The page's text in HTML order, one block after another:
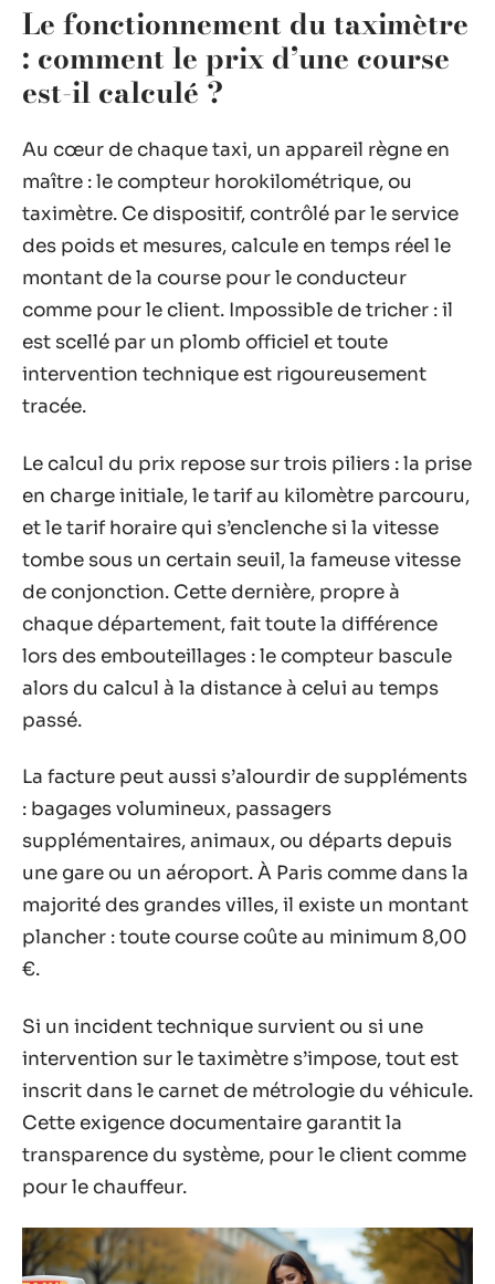
Le fonctionnement du taximètre
: comment le prix d’une course
est-il calculé ?
Au cœur de chaque taxi, un appareil règne en
maître : le compteur horokilométrique, ou
taximètre. Ce dispositif, contrôlé par le service
des poids et mesures, calcule en temps réel le
montant de la course pour le conducteur
comme pour le client. Impossible de tricher : il
est scellé par un plomb officiel et toute
intervention technique est rigoureusement
tracée.
Le calcul du prix repose sur trois piliers : la prise
en charge initiale, le tarif au kilomètre parcouru,
et le tarif horaire qui s’enclenche si la vitesse
tombe sous un certain seuil, la fameuse vitesse
de conjonction. Cette dernière, propre à
chaque département, fait toute la différence
lors des embouteillages : le compteur bascule
alors du calcul à la distance à celui au temps
passé.
La facture peut aussi s’alourdir de suppléments
: bagages volumineux, passagers
supplémentaires, animaux, ou départs depuis
une gare ou un aéroport. À Paris comme dans la
majorité des grandes villes, il existe un montant
plancher : toute course coûte au minimum 8,00
€.
Si un incident technique survient ou si une
intervention sur le taximètre s’impose, tout est
inscrit dans le carnet de métrologie du véhicule.
Cette exigence documentaire garantit la
transparence du système, pour le client comme
pour le chauffeur.